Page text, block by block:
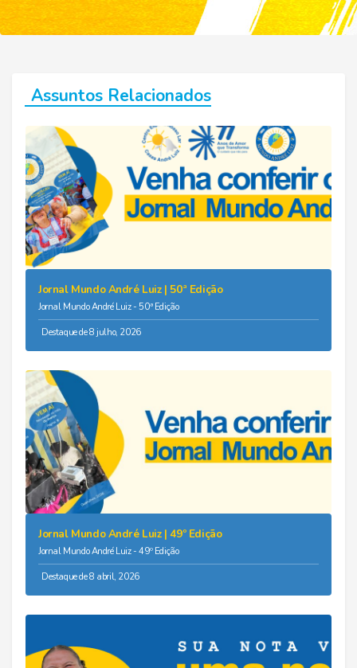
Assuntos Relacionados
Jornal Mundo André Luiz | 50ª Edição
Jornal Mundo André Luiz - 50ª Edição
Destaque de 8 julho, 2026
Jornal Mundo André Luiz | 49º Edição
Jornal Mundo André Luiz - 49º Edição
Destaque de 8 abril, 2026